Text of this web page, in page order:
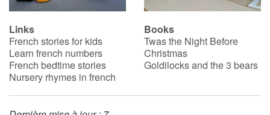
Family
Schools
Libraries
Links
French stories for kids
Learn french numbers
French bedtime stories
Nursery rhymes in french
Books
Twas the Night Before
Christmas
Goldilocks and the 3 bears